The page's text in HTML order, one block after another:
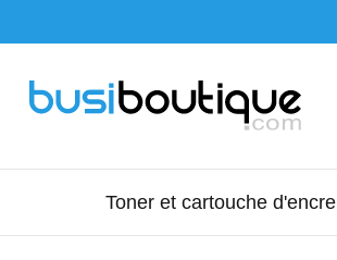
Toner et cartouche d'encre